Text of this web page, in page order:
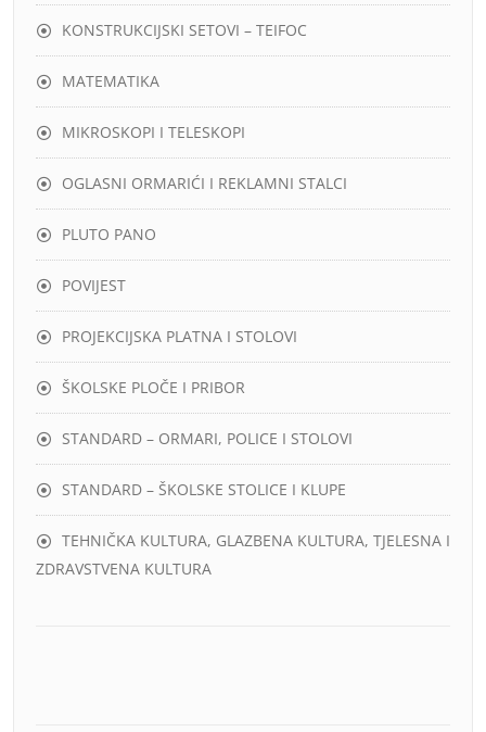
KONSTRUKCIJSKI SETOVI – TEIFOC
MATEMATIKA
MIKROSKOPI I TELESKOPI
OGLASNI ORMARIĆI I REKLAMNI STALCI
PLUTO PANO
POVIJEST
PROJEKCIJSKA PLATNA I STOLOVI
ŠKOLSKE PLOČE I PRIBOR
STANDARD – ORMARI, POLICE I STOLOVI
STANDARD – ŠKOLSKE STOLICE I KLUPE
TEHNIČKA KULTURA, GLAZBENA KULTURA, TJELESNA I
ZDRAVSTVENA KULTURA